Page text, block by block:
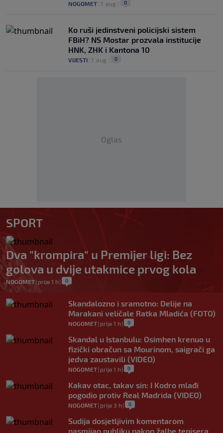
NOGOMET 7. aug. 0
Ko ruši jedinstveni policijski sistem
FBiH? NS Mostar prozvala institucije
HNK, ZHK i Kantona 10
VIJESTI 7. aug. 0
Oglas
SPORT
Dva "krompira" u Premijer ligi: Bez
golova u dvije utakmice prvog kola
NOGOMET| prije 1 h | 0
Skandalozno i sramotno: Delije na
Marakani veličale Ratka Mladića (FOTO)
NOGOMET| prije 1 h | 0
Skandal u Istanbulu: Osimhen krenuo u
fizički obračun sa Mourinom, saigrači ga
jedva zaustavili (VIDEO)
NOGOMET| prije 1 h | 0
Kakav otac, takav sin: I Kodro mlađi
pogodio protiv Real Madrida (VIDEO)
NOGOMET| prije 3 h | 0
Sudija dosjetljivim komentarom
nasmijao publiku nakon žalbe tenisera